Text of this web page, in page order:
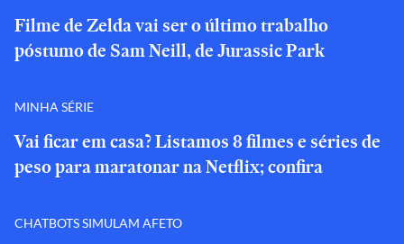
Filme de Zelda vai ser o último trabalho
póstumo de Sam Neill, de Jurassic Park
MINHA SÉRIE
Vai ficar em casa? Listamos 8 filmes e séries de
peso para maratonar na Netflix; confira
CHATBOTS SIMULAM AFETO